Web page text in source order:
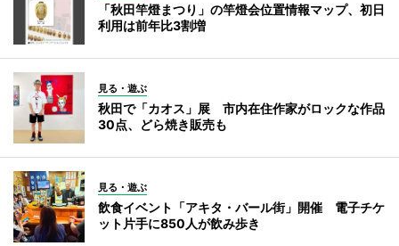
「秋田竿燈まつり」の竿燈会位置情報マップ、初日
利用は前年比3割増
見る・遊ぶ
秋田で「カオス」展 市内在住作家がロックな作品
30点、どら焼き販売も
見る・遊ぶ
飲食イベント「アキタ・バール街」開催 電子チケ
ット片手に850人が飲み歩き